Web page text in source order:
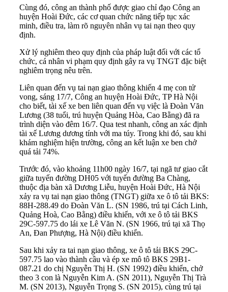
Cùng đó, công an thành phố được giao chỉ đạo Công an
huyện Hoài Đức, các cơ quan chức năng tiếp tục xác
minh, điều tra, làm rõ nguyên nhân vụ tai nạn theo quy
định.
Xử lý nghiêm theo quy định của pháp luật đối với các tổ
chức, cá nhân vi phạm quy định gây ra vụ TNGT đặc biệt
nghiêm trọng nêu trên.
Liên quan đến vụ tai nạn giao thông khiến 4 mẹ con tử
vong, sáng 17/7, Công an huyện Hoài Đức, TP Hà Nội
cho biết, tài xế xe ben liên quan đến vụ việc là Đoàn Văn
Lương (38 tuổi, trú huyện Quảng Hòa, Cao Bằng) đã ra
trình diện vào đêm 16/7. Qua test nhanh, công an xác định
tài xế Lương dương tính với ma túy. Trong khi đó, sau khi
khám nghiệm hiện trường, công an kết luận xe ben chở
quá tải 74%.
Trước đó, vào khoảng 11h00 ngày 16/7, tại ngã tư giao cắt
giữa tuyến đường DH05 với tuyến đường Ba Chàng,
thuộc địa bàn xã Dương Liễu, huyện Hoài Đức, Hà Nội
xảy ra vụ tai nạn giao thông (TNGT) giữa xe ô tô tải BKS:
88H-288.49 do Đoàn Văn L. (SN 1986, trú tại Cách Linh,
Quảng Hoà, Cao Bằng) điều khiển, với xe ô tô tải BKS
29C-597.75 do lái xe Lê Văn N. (SN 1966, trú tại xã Thọ
An, Đan Phượng, Hà Nội) điều khiển.
Sau khi xảy ra tai nạn giao thông, xe ô tô tải BKS 29C-
597.75 lao vào thành cầu và ép xe mô tô BKS 29B1-
087.21 do chị Nguyễn Thị H. (SN 1992) điều khiển, chở
theo 3 con là Nguyễn Kim A. (SN 2011), Nguyễn Thị Trà
M. (SN 2013), Nguyễn Trọng S. (SN 2015), cùng trú tại